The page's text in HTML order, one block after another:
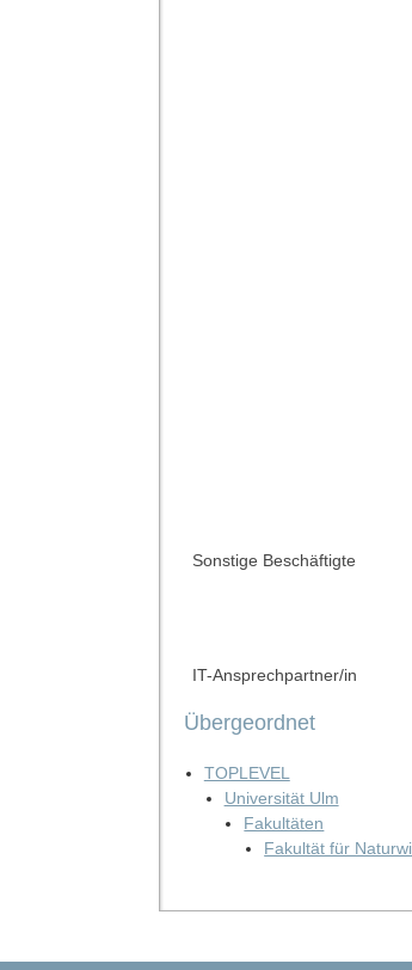
Sonstige Beschäftigte
IT-Ansprechpartner/in
Übergeordnet
TOPLEVEL
Universität Ulm
Fakultäten
Fakultät für